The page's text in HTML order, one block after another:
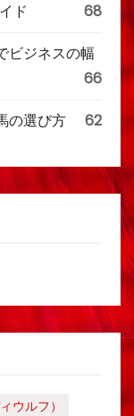
ド 68
ビジネスの幅
66
の選び方 62
ウルフ）